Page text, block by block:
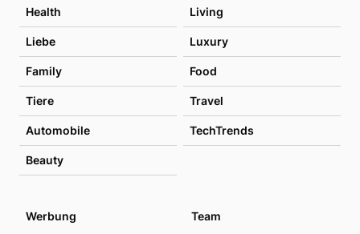
Health Living
Liebe Luxury
Family Food
Tiere Travel
Automobile TechTrends
Beauty
Werbung Team